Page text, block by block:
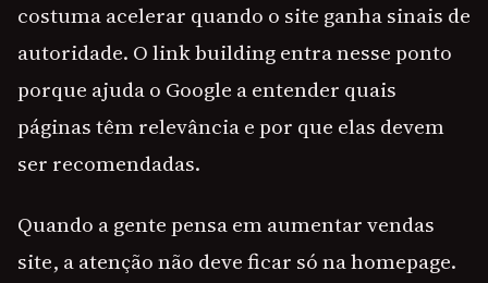
costuma acelerar quando o site ganha sinais de
autoridade. O link building entra nesse ponto
porque ajuda o Google a entender quais
páginas têm relevância e por que elas devem
ser recomendadas.
Quando a gente pensa em aumentar vendas
site, a atenção não deve ficar só na homepage.